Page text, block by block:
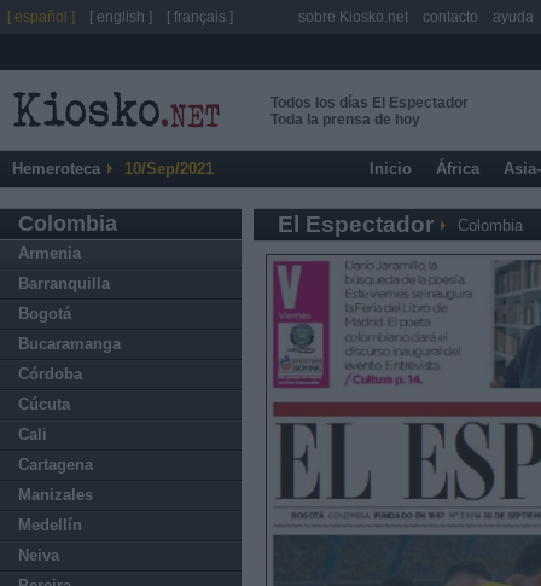
Todos los días El Espectador
Toda la prensa de hoy
Hemeroteca 10/Sep/2021 Inicio África
Colombia
Armenia
Barranquilla
Bogotá
Bucaramanga
Córdoba
Cúcuta
Cali
Cartagena
Manizales
Medellín
Neiva
El Espectador Colombia
[ español ] [ english ] [ français ] sobre Kiosko.net contacto ayuda